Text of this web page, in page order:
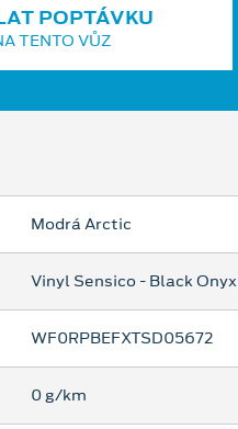
POPTÁVKU
TENTO VŮZ
Modrá Arctic
Vinyl Sensico - Black Onyx
WF0RPBEFXTSD05672
0 g/km